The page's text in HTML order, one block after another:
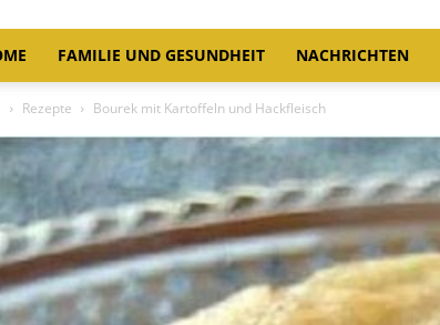
FAMILIE UND GESUNDHEIT NACHRICHTEN
Rezepte Bourek mit Kartoffeln und Hackfleisch